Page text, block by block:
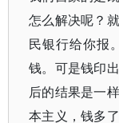
怎么解决呢？
民银行给你报
钱。可是钱印
后的结果是一
本主义，钱多